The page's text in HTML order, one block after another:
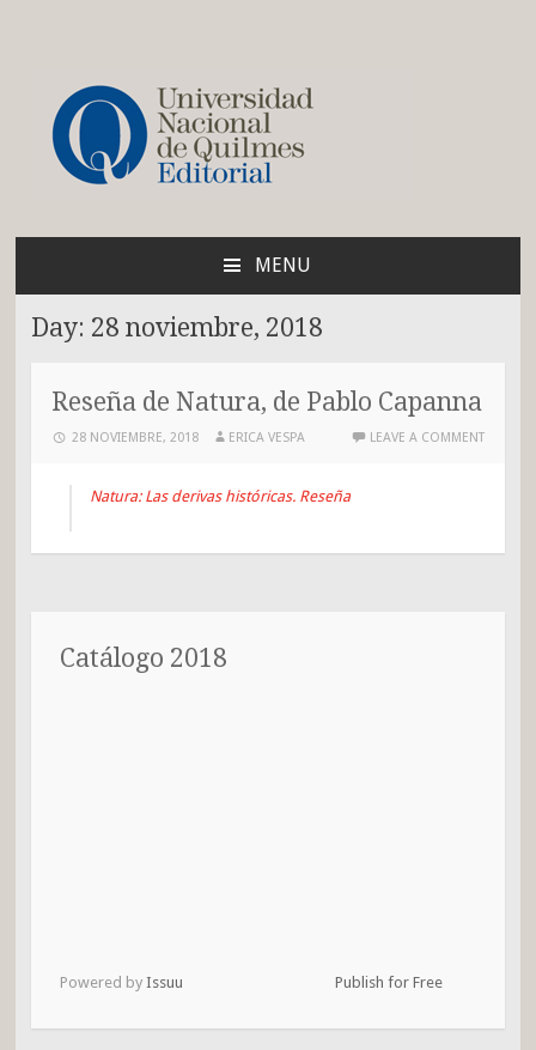
Blog de la Editorial de
MENU
CONTENT
Day: 28 noviembre, 2018
Reseña de Natura, de Pablo Capanna
28 NOVIEMBRE, 2018 ERICA VESPA LEAVE A COMMENT
Natura: Las derivas históricas. Reseña
Catálogo 2018
Powered by Issuu Publish for Free